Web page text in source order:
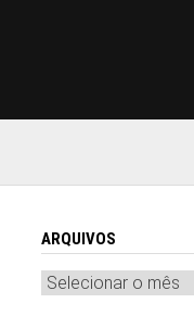
ARQUIVOS
Arquivos